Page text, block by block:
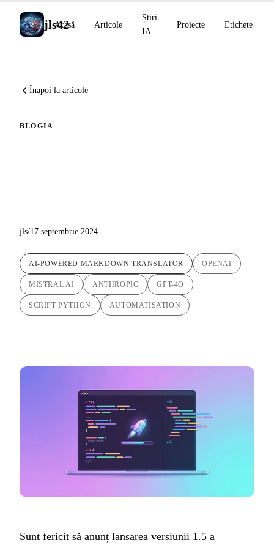
jls42
Acasă Articole
Știri
IA
Proiecte Etichete
Înapoi la articole
BLOGIA
jls/17 septembrie 2024
AI-POWERED MARKDOWN TRANSLATOR OPENAI
MISTRAL AI ANTHROPIC GPT-4O
SCRIPT PYTHON AUTOMATISATION
Sunt fericit să anunț lansarea versiunii 1.5 a